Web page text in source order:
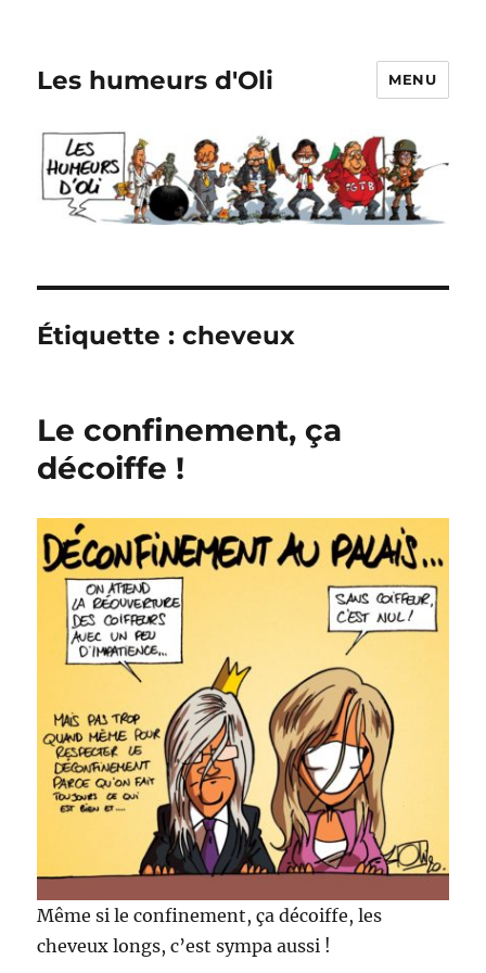
Les humeurs d'Oli MENU
Étiquette :cheveux
Le confinement, ça
décoiffe !
Même si le confinement, ça décoiffe, les
cheveux longs, c’est sympa aussi !